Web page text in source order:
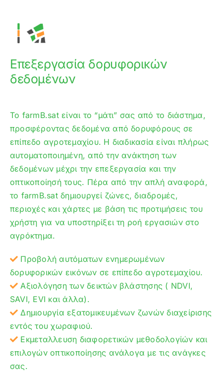
Επεξεργασία δορυφορικών
δεδομένων
Το farmB.sat είναι το “μάτι” σας από το διάστημα,
προσφέροντας δεδομένα από δορυφόρους σε
επίπεδο αγροτεμαχίου. Η διαδικασία είναι πλήρως
αυτοματοποιημένη, από την ανάκτηση των
δεδομένων μέχρι την επεξεργασία και την
οπτικοποίησή τους. Πέρα από την απλή αναφορά,
το farmB.sat δημιουργεί ζώνες, διαδρομές,
περιοχές και χάρτες με βάση τις προτιμήσεις του
χρήστη για να υποστηρίξει τη ροή εργασιών στο
αγρόκτημα.
Προβολή αυτόματων ενημερωμένων
δορυφορικών εικόνων σε επίπεδο αγροτεμαχίου.
Αξιολόγηση των δεικτών βλάστησης ( NDVI,
SAVI, EVI και άλλα).
Δημιουργία εξατομικευμένων ζωνών διαχείρισης
εντός του χωραφιού.
Εκμεταλλευση διαφορετικών μεθοδολογίών και
επιλογών οπτικοποίησης ανάλογα με τις ανάγκες
σας.